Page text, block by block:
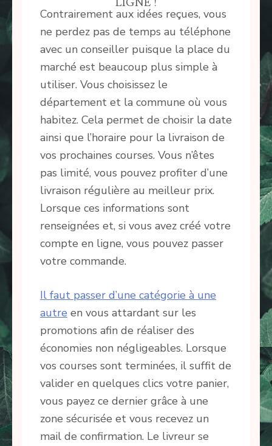
LIGNE !
Contrairement aux idées reçues, vous
ne perdez pas de temps au téléphone
avec un conseiller puisque la place du
marché est beaucoup plus simple à
utiliser. Vous choisissez le
département et la commune où vous
habitez. Cela permet de choisir la date
ainsi que l’horaire pour la livraison de
vos prochaines courses. Vous n’êtes
pas limité, vous pouvez profiter d’une
livraison régulière au meilleur prix.
Lorsque ces informations sont
renseignées et, si vous avez créé votre
compte en ligne, vous pouvez passer
votre commande.
Il faut passer d’une catégorie à une
autre en vous attardant sur les
promotions afin de réaliser des
économies non négligeables. Lorsque
vos courses sont terminées, il suffit de
valider en quelques clics votre panier,
vous payez ce dernier grâce à une
zone sécurisée et vous recevez un
mail de confirmation. Le livreur se